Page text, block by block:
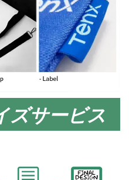
ズサービス